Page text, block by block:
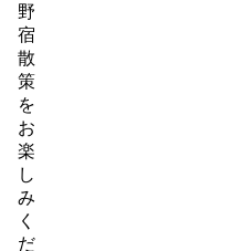
野
宿
散
策
を
お
楽
し
み
く
だ